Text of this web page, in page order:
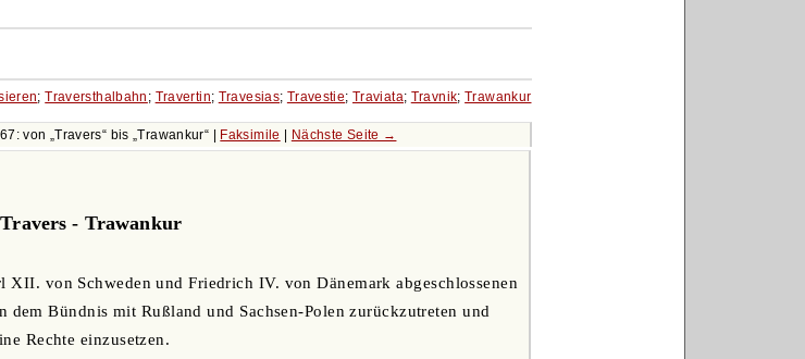
;Traversthalbahn ; Travertin; Travesias; Travestie; Traviata; Travnik;Trawankur
von Travers bis Trawankur Faksimile Nächste Seite →
Travers - Trawankur
von Schweden und Friedrich IV. von Dänemark abgeschlossenen
Bündnis mit Rußland und Sachsen-Polen zurückzutreten und
Rechte einzusetzen.